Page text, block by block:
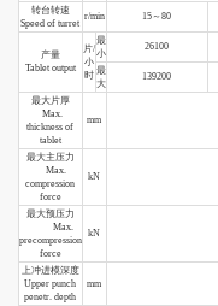
转台转速
Speed of turret
r/min 15～80
产量
Tablet output
片/
小
时
最
小
26100
最
大
139200
最大片厚
Max.
thickness of
tablet
mm
最大主压力
Max.
compression
force
kN
最大预压力
Max.
precompression
force
kN
上冲进模深度
Upper punch
penetr. depth
mm